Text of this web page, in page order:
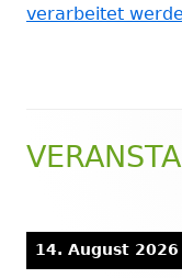
verarbeitet
Haupt-
14. August 2026